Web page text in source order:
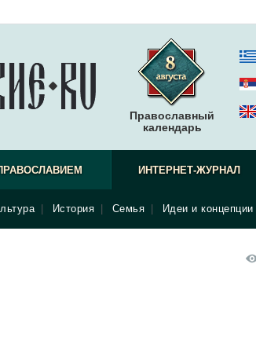
Православный
календарь
ИНТЕРНЕТ-ЖУРНАЛ
История Семья Идеи и концепции